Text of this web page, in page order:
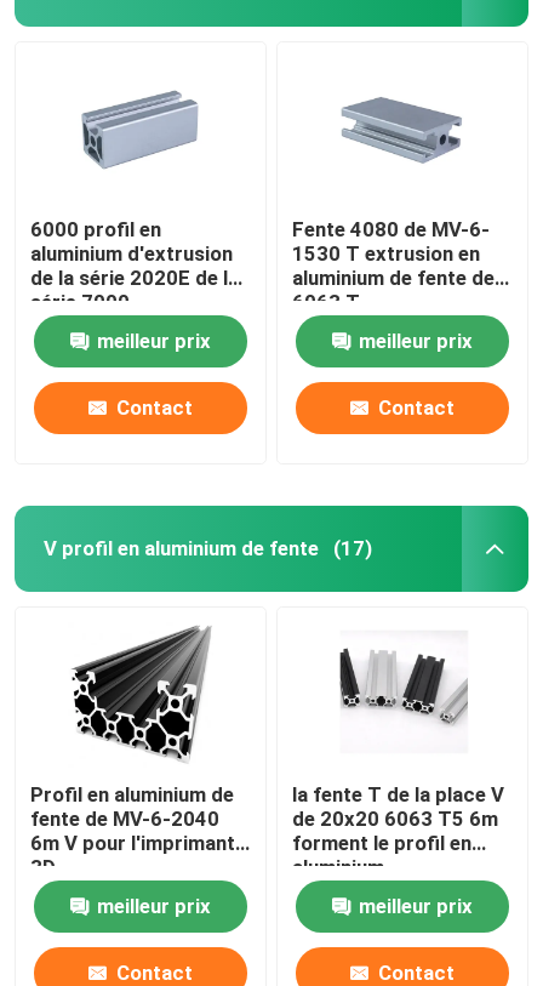
6000 profil en
aluminium d'extrusion
de la série 2020E de la
série 7000
meilleur prix
Contact
Fente 4080 de MV-6-
1530 T extrusion en
aluminium de fente de
6063 T
meilleur prix
Contact
V profil en aluminium de fente (17)
Profil en aluminium de
fente de MV-6-2040
6m V pour l'imprimante
3D
meilleur prix
Contact
la fente T de la place V
de 20x20 6063 T5 6m
forment le profil en
aluminium
meilleur prix
Contact